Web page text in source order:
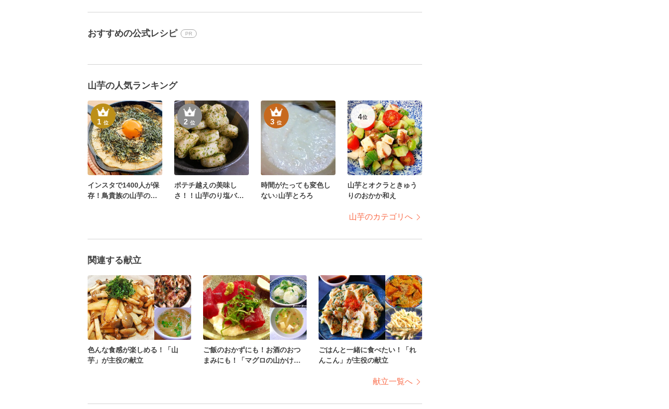
おすすめの公式レシピ PR
山芋の人気ランキング
1位
インスタで1400人が保
存！鳥貴族の山芋の鉄
2位
ポテチ越えの美味し
さ！！山芋のり塩バ
3位
時間がたっても変色し
ない♪山芋とろろ
4位
山芋とオクラときゅう
りのおかか和え
山芋のカテゴリへ
関連する献立
色んな食感が楽しめる！「山
芋」が主役の献立
ご飯のおかずにも！お酒のおつ
まみにも！「マグロの山かけ」
ごはんと一緒に食べたい！「れ
んこん」が主役の献立
献立一覧へ